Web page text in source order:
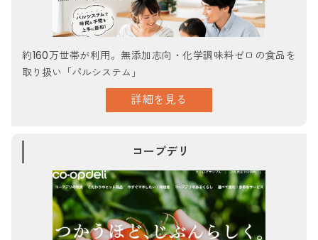
約160万世帯が利用。無添加志向・化学調味料ゼロの食品を
取り扱い「パルシステム」
詳細を見る
コープデリ